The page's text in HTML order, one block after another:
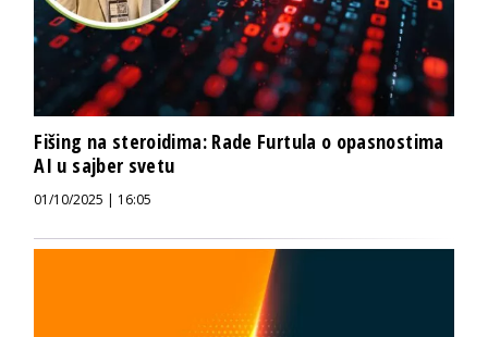
Fišing na steroidima: Rade Furtula o opasnostima
AI u sajber svetu
01/10/2025 | 16:05